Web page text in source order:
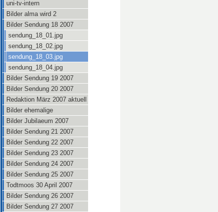
uni-tv-intern
Bilder alma wird 2
Bilder Sendung 18 2007
sendung_18_01.jpg
sendung_18_02.jpg
sendung_18_03.jpg
sendung_18_04.jpg
Bilder Sendung 19 2007
Bilder Sendung 20 2007
Redaktion März 2007 aktuell
Bilder ehemalige
Bilder Jubilaeum 2007
Bilder Sendung 21 2007
Bilder Sendung 22 2007
Bilder Sendung 23 2007
Bilder Sendung 24 2007
Bilder Sendung 25 2007
Todtmoos 30 April 2007
Bilder Sendung 26 2007
Bilder Sendung 27 2007